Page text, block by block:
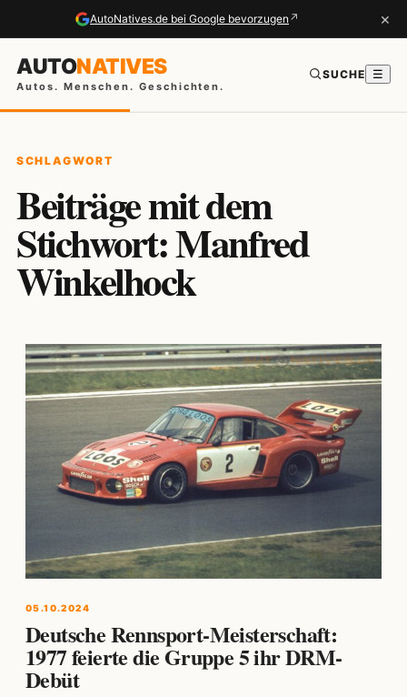
AutoNatives.de bei Google bevorzugen ↗ ×
AUTONATIVES
Autos. Menschen. Geschichten.
SUCHE ☰
SCHLAGWORT
Beiträge mit dem
Stichwort: Manfred
Winkelhock
05.10.2024
Deutsche Rennsport-Meisterschaft:
1977 feierte die Gruppe 5 ihr DRM-
Debüt